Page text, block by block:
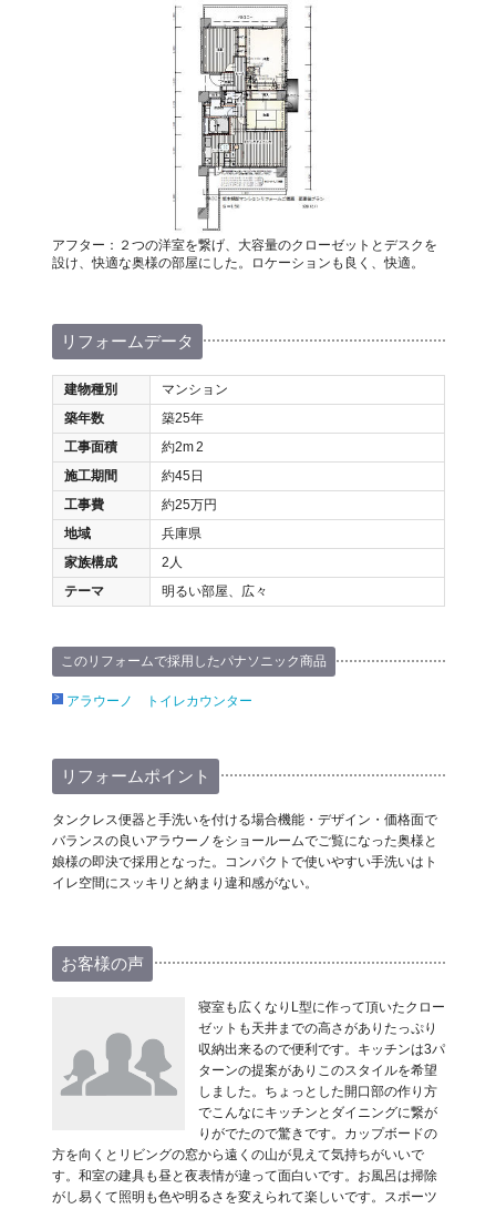
アフター：２つの洋室を繋げ、大容量のクローゼットとデスクを
設け、快適な奥様の部屋にした。ロケーションも良く、快適。
リフォームデータ
建物種別
マンション
築年数
築25年
工事面積
約2m2
施工期間
約45日
工事費
約25万円
地域
兵庫県
家族構成
2人
テーマ
明るい部屋、広々
このリフォームで採用したパナソニック商品
アラウーノ トイレカウンター
リフォームポイント
タンクレス便器と手洗いを付ける場合機能・デザイン・価格面で
バランスの良いアラウーノをショールームでご覧になった奥様と
娘様の即決で採用となった。コンパクトで使いやすい手洗いはト
イレ空間にスッキリと納まり違和感がない。
お客様の声
寝室も広くなりL型に作って頂いたクロー
ゼットも天井までの高さがありたっぷり
収納出来るので便利です。キッチンは3パ
ターンの提案がありこのスタイルを希望
しました。ちょっとした開口部の作り方
でこんなにキッチンとダイニングに繋が
りがでたので驚きです。カップボードの
方を向くとリビングの窓から遠くの山が見えて気持ちがいいで
す。和室の建具も昼と夜表情が違って面白いです。お風呂は掃除
がし易くて照明も色や明るさを変えられて楽しいです。スポーツ